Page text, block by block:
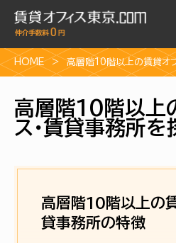
HOME 高層階10階以上の賃貸オ
高層階10階以上
ス・賃貸事務所を
高層階10階以上の賃
貸事務所の特徴